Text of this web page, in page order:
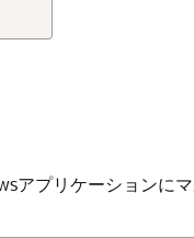
アプリケーションに